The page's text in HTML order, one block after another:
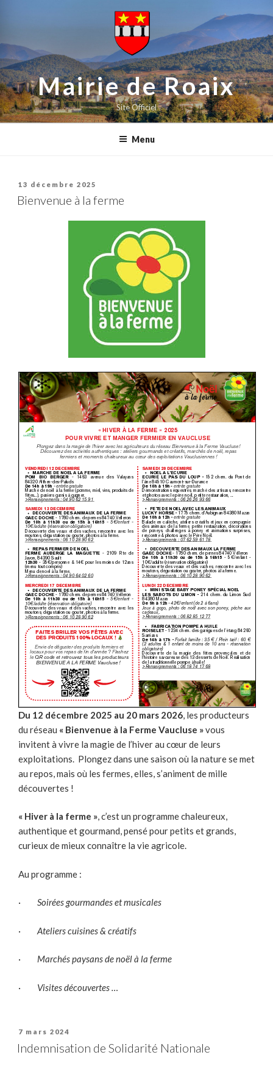
principal
Mairie de Roaix
Site Officiel
Menu
Publié
13 décembre 2025
Bienvenue à la ferme
Du 12 décembre 2025 au 20 mars 2026 , les producteurs
du réseau « Bienvenue à la Ferme Vaucluse »vous
invitent à vivre la magie de l’hiver au cœur de leurs
exploitations. Plongez dans une saison où la nature se met
au repos, mais où les fermes, elles, s’animent de mille
découvertes !
« Hiver à la ferme », c’est un programme chaleureux,
authentique et gourmand, pensé pour petits et grands,
curieux de mieux connaître la vie agricole.
Au programme :
· Soirées gourmandes et musicales
· Ateliers cuisines & créatifs
· Marchés paysans de noël à la ferme
· Visites découvertes …
Publié
7 mars 2024
Indemnisation de Solidarité Nationale